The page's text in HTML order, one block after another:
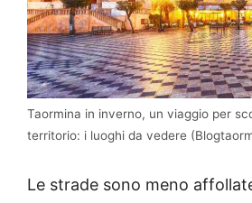
Taormina in inverno, un viaggio per
territorio: i luoghi da vedere
Le strade sono meno